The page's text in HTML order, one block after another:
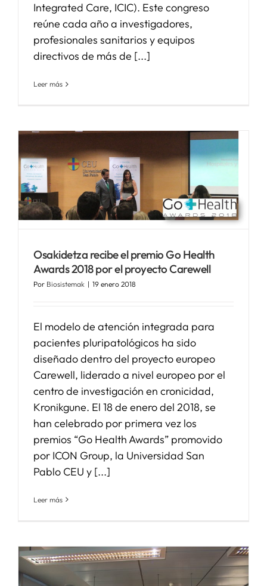
Integrated Care, ICIC). Este congreso
reúne cada año a investigadores,
profesionales sanitarios y equipos
directivos de más de [...]
Leer más
Osakidetza recibe el premio Go Health
Awards 2018 por el proyecto Carewell
Por Biosistemak | 19 enero 2018
El modelo de atención integrada para
pacientes pluripatológicos ha sido
diseñado dentro del proyecto europeo
Carewell, liderado a nivel europeo por el
centro de investigación en cronicidad,
Kronikgune. El 18 de enero del 2018, se
han celebrado por primera vez los
premios “Go Health Awards” promovido
por ICON Group, la Universidad San
Pablo CEU y [...]
Leer más